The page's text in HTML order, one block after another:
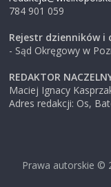
784 901 059
Rejestr dzienników i
- Sąd Okręgowy w
REDAKTOR
Maciej Ignacy
Adres redakcji: Os,
Prawa autorskie ©